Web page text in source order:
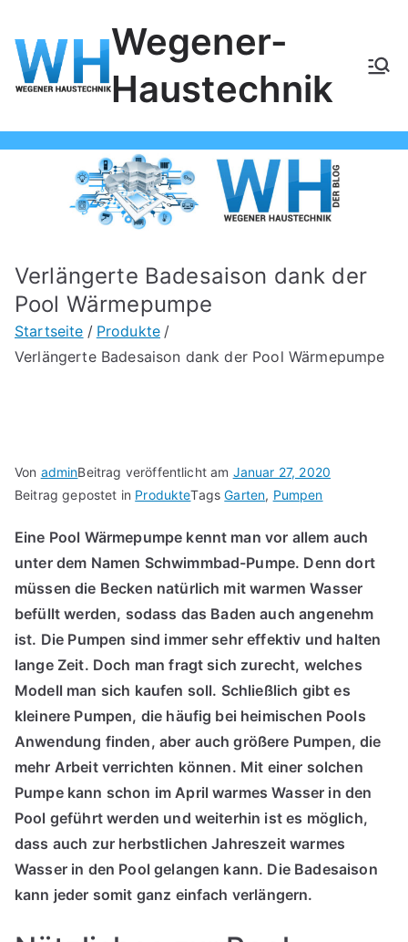
Inhalt
springen
Wegener-
Haustechnik
Verlängerte Badesaison dank der
Pool Wärmepumpe
Startseite
Produkte
Verlängerte Badesaison dank der Pool Wärmepumpe
Von adminBeitrag veröffentlicht am Januar 27, 2020
Beitrag gepostet in ProdukteTagsGarten, Pumpen
Eine Pool Wärmepumpe kennt man vor allem auch
unter dem Namen Schwimmbad-Pumpe. Denn dort
müssen die Becken natürlich mit warmen Wasser
befüllt werden, sodass das Baden auch angenehm
ist. Die Pumpen sind immer sehr effektiv und halten
lange Zeit. Doch man fragt sich zurecht, welches
Modell man sich kaufen soll. Schließlich gibt es
kleinere Pumpen, die häufig bei heimischen Pools
Anwendung finden, aber auch größere Pumpen, die
mehr Arbeit verrichten können. Mit einer solchen
Pumpe kann schon im April warmes Wasser in den
Pool geführt werden und weiterhin ist es möglich,
dass auch zur herbstlichen Jahreszeit warmes
Wasser in den Pool gelangen kann. Die Badesaison
kann jeder somit ganz einfach verlängern.